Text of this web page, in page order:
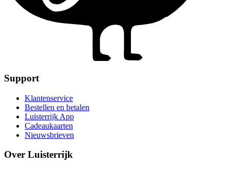
Support
Klantenservice
Bestellen en betalen
Luisterrijk App
Cadeaukaarten
Nieuwsbrieven
Over Luisterrijk